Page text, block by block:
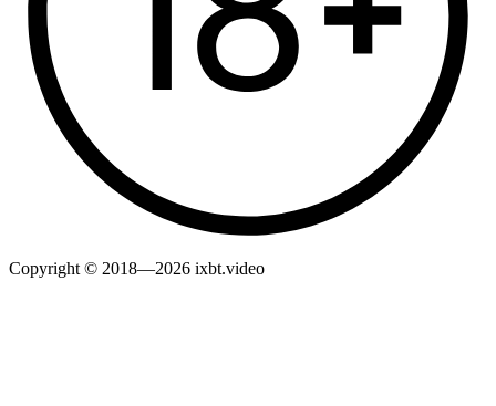
Copyright © 2018—2026 ixbt.video